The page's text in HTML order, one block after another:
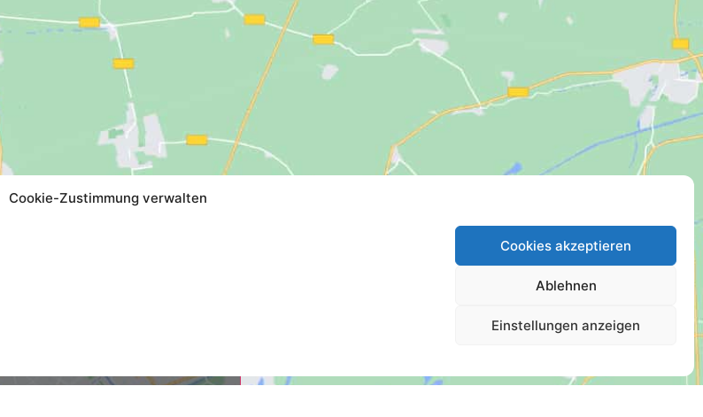
Cookie-Zustimmung verwalten
Cookies akzeptieren
Ablehnen
Einstellungen anzeigen
Klicke hier, um Marketing-Cookies zu